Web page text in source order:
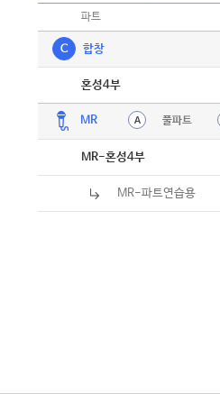
파트
C 합창
혼성4부
MR A 풀파트
MR-혼성4부
MR-파트연습용